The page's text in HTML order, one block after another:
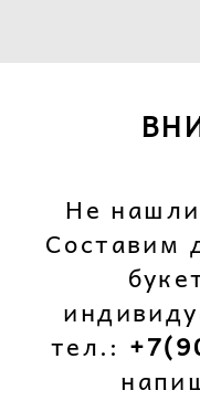
Не
Составим
тел.: